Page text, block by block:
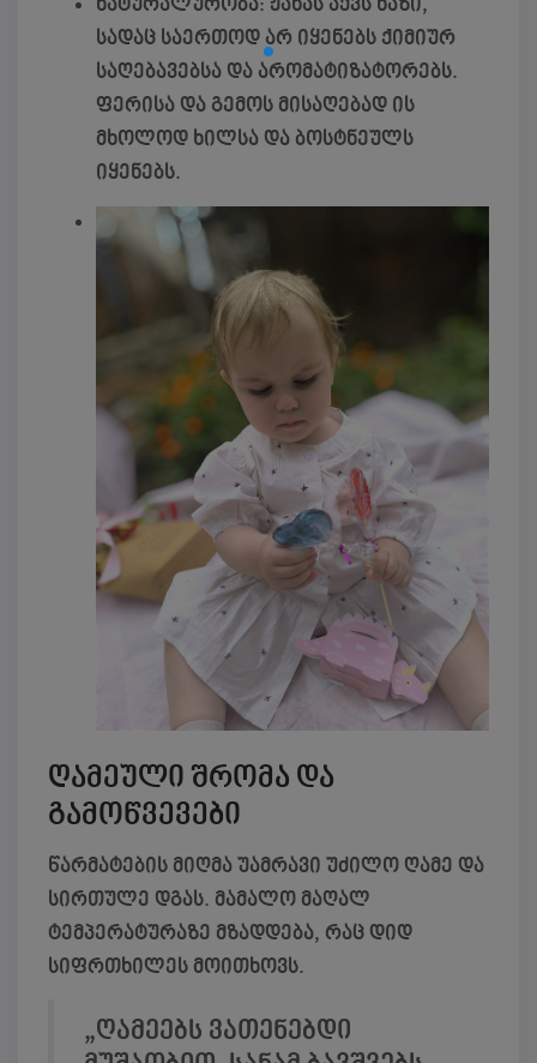
ნატურალურობა: ჟანას აქვს ხაზი,
სადაც საერთოდ არ იყენებს ქიმიურ
საღებავებსა და არომატიზატორებს.
ფერისა და გემოს მისაღებად ის
მხოლოდ ხილსა და ბოსტნეულს
იყენებს.
ღამეული შრომა და
გამოწვევები
წარმატების მიღმა უამრავი უძილო ღამე და
სირთულე დგას. მამალო მაღალ
ტემპერატურაზე მზადდება, რაც დიდ
სიფრთხილეს მოითხოვს.
„ღამეებს ვათენებდი